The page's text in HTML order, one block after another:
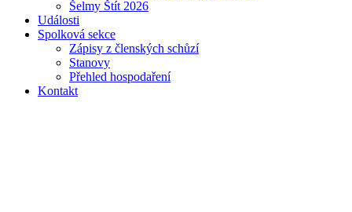
Šelmy Štít 2026
Události
Spolková sekce
Zápisy z členských schůzí
Stanovy
Přehled hospodaření
Kontakt